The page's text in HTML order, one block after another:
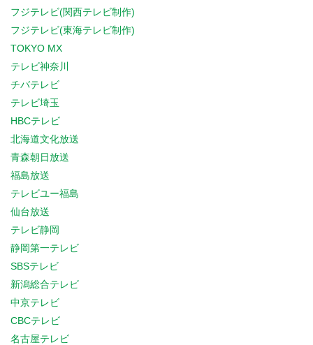
フジテレビ(関西テレビ制作)
フジテレビ(東海テレビ制作)
TOKYO MX
テレビ神奈川
チバテレビ
テレビ埼玉
HBCテレビ
北海道文化放送
青森朝日放送
福島放送
テレビユー福島
仙台放送
テレビ静岡
静岡第一テレビ
SBSテレビ
新潟総合テレビ
中京テレビ
CBCテレビ
名古屋テレビ